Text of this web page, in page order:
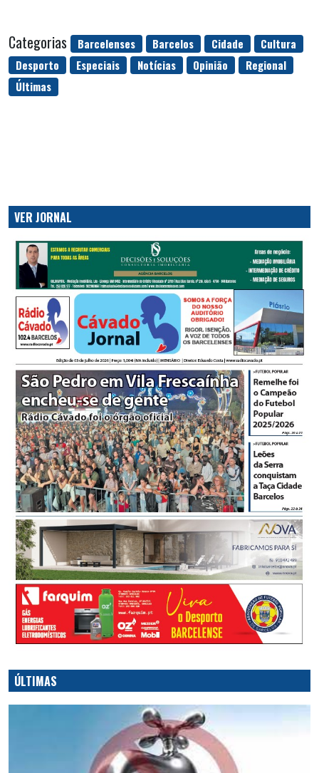
Categorias Barcelenses Barcelos Cidade
Cultura
Desporto
Especiais Notícias Opinião
Regional
Últimas
VER JORNAL
ÚLTIMAS